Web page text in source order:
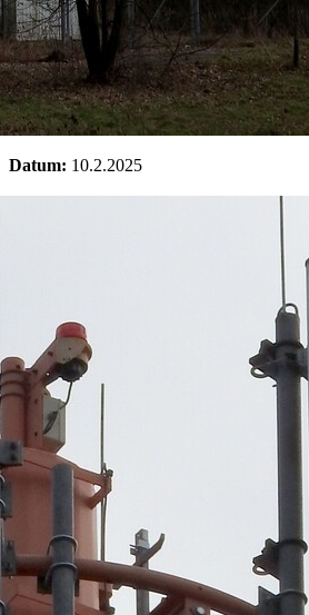
Datum: 10.2.2025